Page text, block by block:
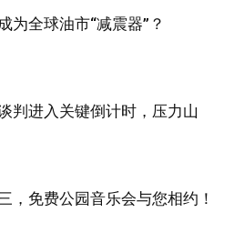
为全球油市“减震器”？
判进入关键倒计时，压力山
，免费公园音乐会与您相约！